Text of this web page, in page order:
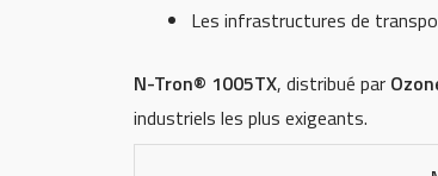
Les infrastructures de
N-Tron® 1005TX, distribué par
industriels les plus exigeants.